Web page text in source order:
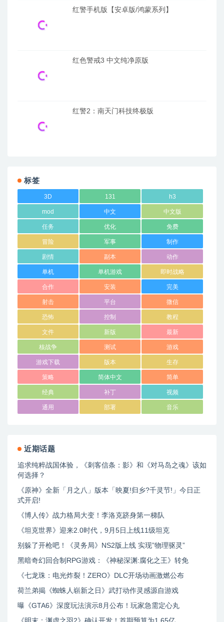
红警手机版【安卓版/鸿蒙系列】
红色警戒3 中文纯净原版
红警2：南天门科技终极版
标签
3D 131 h3
mod 中文 中文版
任务 优化 免费
冒险 军事 制作
剧情 副本 动作
单机 单机游戏 即时战略
合作 安装 完美
射击 平台 微信
恐怖 控制 教程
文件 新版 最新
核战争 测试 游戏
游戏下载 版本 生存
策略 简体中文 简单
经典 补丁 视频
通用 部署 音乐
近期话题
追求纯粹战国体验，《刺客信条：影》和《对马岛之魂》该如
何选择？
《原神》全新「月之八」版本「映夏!归乡?千灵节!」今日正
式开启!
《博人传》战力格局大变！李洛克跻身第一梯队
《坦克世界》迎来2.0时代，9月5日上线11级坦克
别躲了开枪吧！《灵务局》NS2版上线 实现”物理驱灵”
黑暗奇幻回合制RPG游戏：《神秘深渊:腐化之王》转免
《七龙珠：电光炸裂！ZERO》DLC开场动画激燃公布
荷兰弟揭《蜘蛛人崭新之日》武打动作灵感源自游戏
曝《GTA6》深度玩法演示8月公布！玩家急需定心丸